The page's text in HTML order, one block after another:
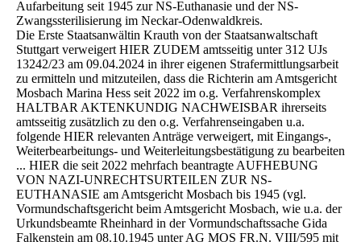
Aufarbeitung seit 1945 zur NS-Euthanasie und der NS-
Zwangssterilisierung im Neckar-Odenwaldkreis.
Die Erste Staatsanwältin Krauth von der Staatsanwaltschaft
Stuttgart verweigert HIER ZUDEM amtsseitig unter 312 UJs
13242/23 am 09.04.2024 in ihrer eigenen Strafermittlungsarbeit
zu ermitteln und mitzuteilen, dass die Richterin am Amtsgericht
Mosbach Marina Hess seit 2022 im o.g. Verfahrenskomplex
HALTBAR AKTENKUNDIG NACHWEISBAR ihrerseits
amtsseitig zusätzlich zu den o.g. Verfahrenseingaben u.a.
folgende HIER relevanten Anträge verweigert, mit Eingangs-,
Weiterbearbeitungs- und Weiterleitungsbestätigung zu bearbeiten
... HIER die seit 2022 mehrfach beantragte AUFHEBUNG
VON NAZI-UNRECHTSURTEILEN ZUR NS-
EUTHANASIE am Amtsgericht Mosbach bis 1945 (vgl.
Vormundschaftsgericht beim Amtsgericht Mosbach, wie u.a. der
Urkundsbeamte Rheinhard in der Vormundschaftssache Gida
Falkenstein am 08.10.1945 unter AG MOS FR.N. VIII/595 mit